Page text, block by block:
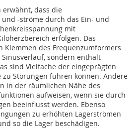
erwähnt, dass die
-ströme durch das Ein- und
mit
erfolgen. Das
Klemmen des Frequenzumformers
Sinusverlauf, sondern enthält
sind Vielfache der eingeprägten
zu Störungen führen können. Andere
in der räumlichen Nähe des
aufweisen, wenn sie durch
beeinflusst werden. Ebenso
zu erhöhten Lagerströmen
so die Lager beschädigen.